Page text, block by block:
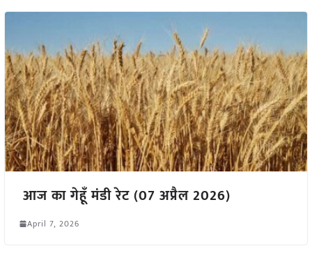
आज का गेहूँ मंडी रेट (07 अप्रैल 2026)
April 7, 2026